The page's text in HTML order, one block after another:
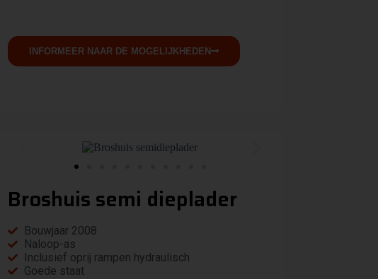
INFORMEER NAAR DE MOGELIJKHEDEN
Broshuis semi dieplader
Bouwjaar 2008
Naloop-as
Inclusief oprij rampen hydraulisch
Goede staat